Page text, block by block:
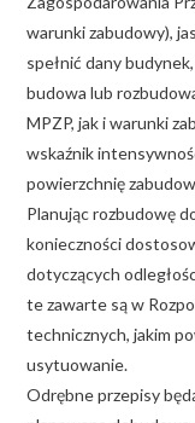
warunki zabudowy),
spełnić dany
budowa lub
MPZP, jak i warunki
wskaźnik
powierzchnię
Planując rozbudowę
konieczności
dotyczących
te zawarte są w
technicznych, jakim
usytuowanie.
Odrębne przepisy